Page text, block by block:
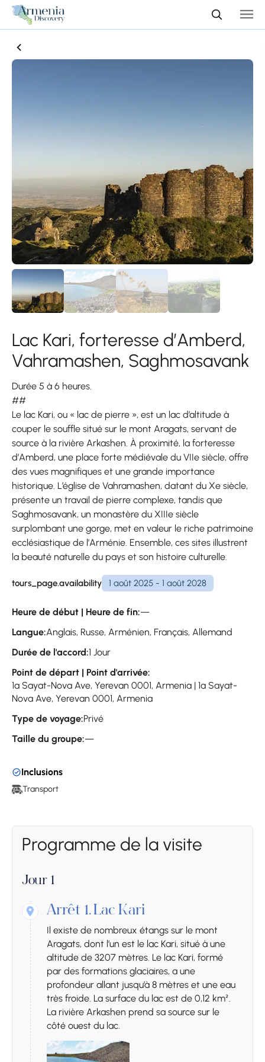
Lac Kari, forteresse d’Amberd,
Vahramashen, Saghmosavank
Durée 5 à 6 heures.
##
Le lac Kari, ou « lac de pierre », est un lac d’altitude à
couper le souffle situé sur le mont Aragats, servant de
source à la rivière Arkashen. À proximité, la forteresse
d’Amberd, une place forte médiévale du VIIe siècle, offre
des vues magnifiques et une grande importance
historique. L’église de Vahramashen, datant du Xe siècle,
présente un travail de pierre complexe, tandis que
Saghmosavank, un monastère du XIIIe siècle
surplombant une gorge, met en valeur le riche patrimoine
ecclésiastique de l’Arménie. Ensemble, ces sites illustrent
la beauté naturelle du pays et son histoire culturelle.
tours_page.availability 1 août 2025 - 1 août 2028
Heure de début | Heure de fin:—
Langue:Anglais, Russe, Arménien, Français, Allemand
Durée de l'accord:1 Jour
Point de départ | Point d'arrivée:
1a Sayat-Nova Ave, Yerevan 0001, Armenia | 1a Sayat-
Nova Ave, Yerevan 0001, Armenia
Type de voyage:Privé
Taille du groupe:—
Inclusions
Transport
Programme de la visite
Jour 1
Arrêt 1. Lac Kari
Il existe de nombreux étangs sur le mont
Aragats, dont l’un est le lac Kari, situé à une
altitude de 3207 mètres. Le lac Kari, formé
par des formations glaciaires, a une
profondeur allant jusqu’à 8 mètres et une eau
très froide. La surface du lac est de 0,12 km².
La rivière Arkashen prend sa source sur le
côté ouest du lac.